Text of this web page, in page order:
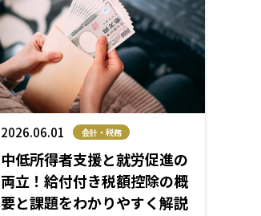
2026.06.01 会計・税務
中低所得者支援と就労促進の
両立！給付付き税額控除の概
要と課題をわかりやすく解説